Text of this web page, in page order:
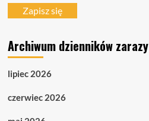
mailZapisz się
Archiwum dzienników zarazy
lipiec 2026
czerwiec 2026